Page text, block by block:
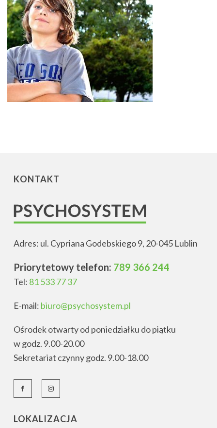
KONTAKT
Adres: ul. Cypriana Godebskiego 9, 20-045 Lublin
Priorytetowy telefon: 789 366 244
Tel: 81 533 77 37
E-mail: biuro@psychosystem.pl
Ośrodek otwarty od poniedziałku do piątku
w godz. 9.00-20.00
Sekretariat czynny godz. 9.00-18.00
LOKALIZACJA